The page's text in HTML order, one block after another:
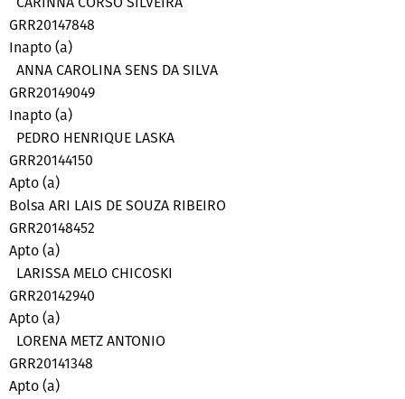
GRR20147848
Inapto (a)
ANNA CAROLINA SENS DA SILVA
GRR20149049
Inapto (a)
PEDRO HENRIQUE LASKA
GRR20144150
Apto (a)
Bolsa ARI LAIS DE SOUZA RIBEIRO
GRR20148452
Apto (a)
LARISSA MELO CHICOSKI
GRR20142940
Apto (a)
LORENA METZ ANTONIO
GRR20141348
Apto (a)